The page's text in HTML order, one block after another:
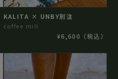
KALITA × UNBY別注
coffee mill
¥6,600（税込）